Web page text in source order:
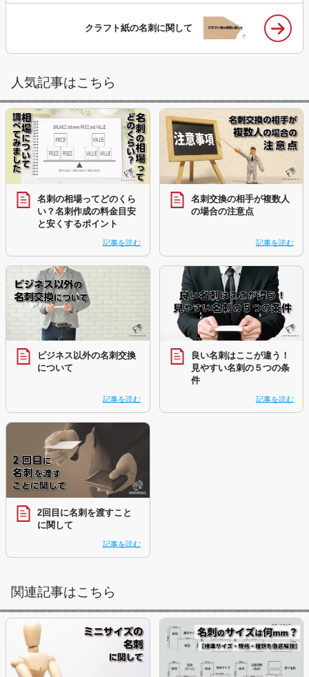
クラフト紙の名刺に関して
人気記事はこちら
名刺の相場ってどのくら
い？名刺作成の料金目安
と安くするポイント
記事を読む
名刺交換の相手が複数人
の場合の注意点
記事を読む
ビジネス以外の名刺交換
について
記事を読む
良い名刺はここが違う！
見やすい名刺の５つの条
件
記事を読む
2回目に名刺を渡すこと
に関して
記事を読む
関連記事はこちら